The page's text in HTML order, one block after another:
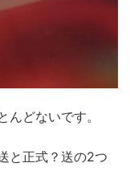
どないです。
と正式？送の2つ